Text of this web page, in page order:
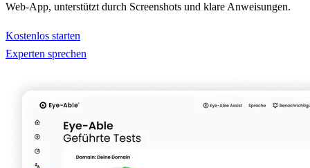
Web-App, unterstützt durch Screenshots und klare Anweisungen.
Kostenlos starten
Experten sprechen